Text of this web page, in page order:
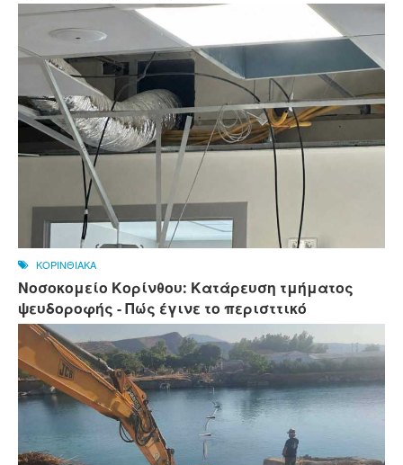
ΚΟΡΙΝΘΙΑΚΑ
Νοσοκομείο Κορίνθου: Κατάρευση τμήματος
ψευδοροφής - Πώς έγινε το περισττικό